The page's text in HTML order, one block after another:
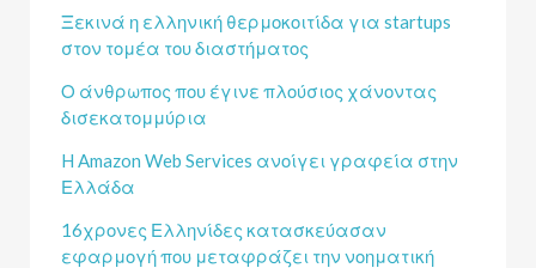
Ξεκινά η ελληνική θερμοκοιτίδα για startups
στον τομέα του διαστήματος
Ο άνθρωπος που έγινε πλούσιος χάνοντας
δισεκατομμύρια
H Amazon Web Services ανοίγει γραφεία στην
Ελλάδα
16χρονες Ελληνίδες κατασκεύασαν
εφαρμογή που μεταφράζει την νοηματική